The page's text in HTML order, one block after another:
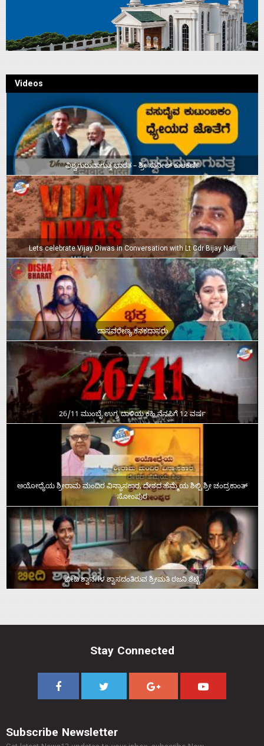
Videos
ವಿಶ್ವಗುರುವಾಗುತ್ತ ಭಾರತ – ಶ್ರೀ ಸುನೀಲ್‌ ಕುಲಕರ್ಣಿ
Lets celebrate Vijay Diwas in Conversation with Lt Cdr Bijay Nair
ದಾಸವರೇಣ್ಯ ಕನಕದಾಸರು
26/11 ಮುಂಬೈ ಉಗ್ರ ದಾಳಿಯ ಕಹಿ ನೆನಪಿಗೆ 12 ವರ್ಷ
ಅಯೋಧ್ಯೆಯ ಶ್ರೀರಾಮ ಮಂದಿರ ವಿನ್ಯಾಸಕಾರ, ದೇಶದ ಹೆಮ್ಮೆಯ ಶಿಲ್ಪಿ ಶ್ರೀ ಚಂದ್ರಕಾಂತ್‌
ಸೋಂಪುರ
ಬೀದಿ ಶ್ವಾನಗಳ ಶ್ವಾಸದಂತಿರುವ ಶ್ರೀಮತಿ ರಜನಿ ಶೆಟ್ಟಿ
Stay Connected
Subscribe Newsletter